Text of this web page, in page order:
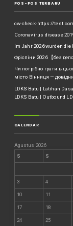
POS-POS TERBARU
cw-check-https://
Coronavirus disease
Im Jahr 2026 wurden
Фріспіни 2026 【без
Чи потрібно грати в
місто Вінниця —
LDKS Batu | Latihan
LDKS Batu | Outbound
CALENDAR
Agustus 2026
S
S
3 4
10 11
17 18
24 25